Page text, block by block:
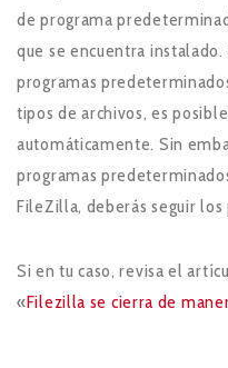
de programa
que se encuentra
programas
tipos de archivos, es
automáticamente. Sin
programas
FileZilla, deberás seguir
Si en tu caso, revisa el
«Filezilla se cierra de